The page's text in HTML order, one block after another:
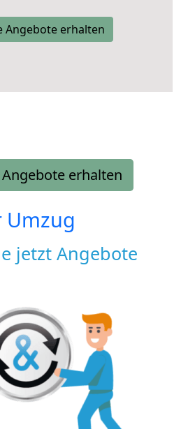
Angebote erhalten
erhalten
Umzug
jetzt Angebote